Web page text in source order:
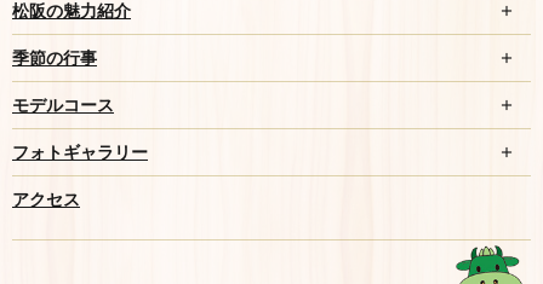
松阪の魅力紹介
季節の行事
モデルコース
フォトギャラリー
アクセス